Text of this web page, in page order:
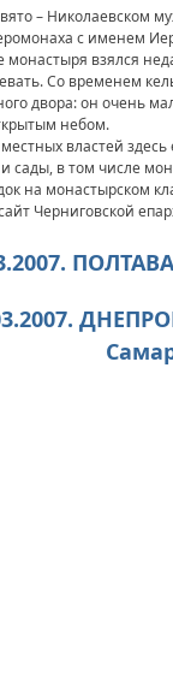
– Николаевском
с именем
монастыря взялся
Со временем
двора: он очень
небом.
властей
и сады, в том числе
на монастырском
Черниговской